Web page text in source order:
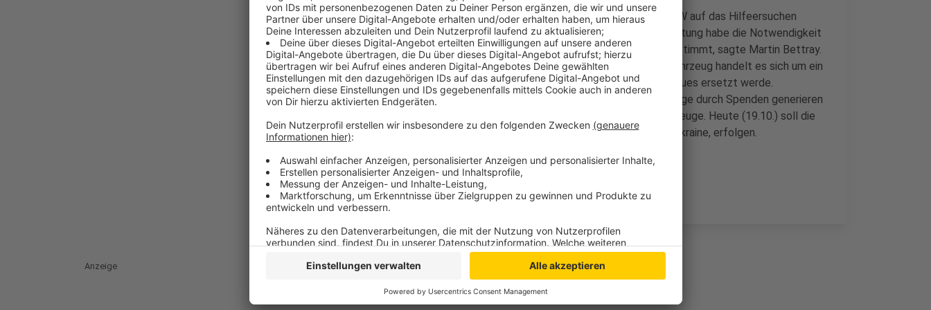
Man sei Anfang Oktober durch den Verband der Feuerwehren NRW auf das Hilfeersuchen
dieser Organisation aufmerksam geworden. Auch die Stadtverwaltung habe die Notwendigkeit
der Spende als besonders dringend eingeordnet und sofort zugestimmt, sagte Martin Bettray.
Er ist Leiter der Emmericher Feuerwehr. Bei dem gespendeten Fahrzeug handelt es sich um ein
Löschgruppenfahrzeug aus dem Jahr 1996, das jetzt durch ein neues ersetzt werde.
Insgesamt hat die ukrainische Hilfsorganisation knapp 12 Fahrzeuge durch Spenden generieren
können. Darunter auch Busse, ein Müllwagen und drei Polizeifahrzeuge. Heute (19.10.) soll die
Überführung aller Fahrzeuge nach Dnipro, einer Großstadt in der Ukraine, erfolgen.
Anzeige
Anzeige